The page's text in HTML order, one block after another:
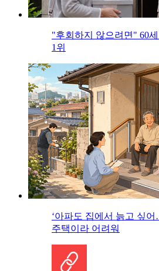
"후회하지 않으려면" 60
1위
‘아파도 집에서 늙고 싶
주택이라 어려워